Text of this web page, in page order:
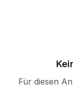
Für diesen